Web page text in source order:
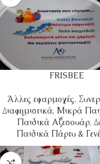
FRISBEE
Άλλες εφαρμογές,
Διαφημιστικά, Μικρά
Παιδικά Αξεσουάρ,
Παιδικά Πάρτυ &